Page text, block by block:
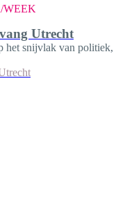
WEEK
Utrecht
het snijvlak van politiek,